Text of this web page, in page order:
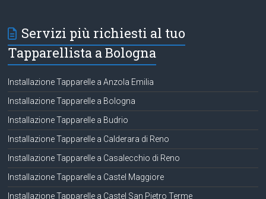
Servizi più richiesti al tuo
Tapparellista a Bologna
Installazione Tapparelle a Anzola Emilia
Installazione Tapparelle a Bologna
Installazione Tapparelle a Budrio
Installazione Tapparelle a Calderara di Reno
Installazione Tapparelle a Casalecchio di Reno
Installazione Tapparelle a Castel Maggiore
Installazione Tapparelle a Castel San Pietro Terme